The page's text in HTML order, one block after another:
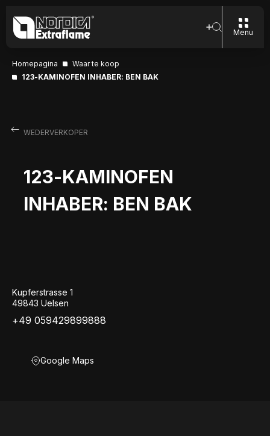
Menu
Homepagina
Waar te koop
123-KAMINOFEN INHABER: BEN BAK
WEDERVERKOPER
123-KAMINOFEN
INHABER: BEN BAK
Kupferstrasse 1
49843 Uelsen
+49 059429899888
Google Maps